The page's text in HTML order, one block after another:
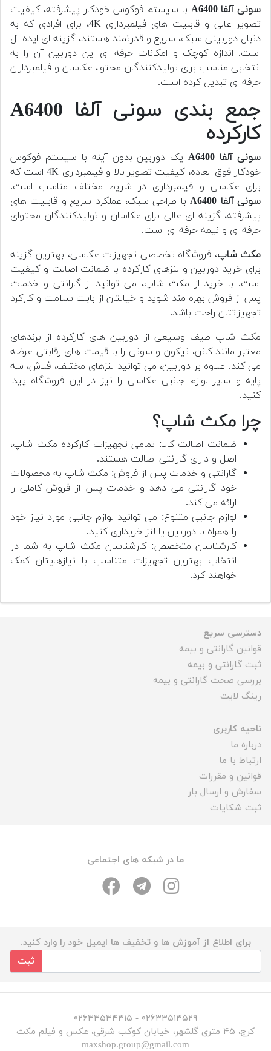
سونی آلفا A6400
با سیستم فوکوس خودکار پیشرفته، کیفیت
تصویر عالی و قابلیت های فیلمبرداری 4K، برای افرادی که به
دنبال دوربینی سبک، سریع و قدرتمند هستند، گزینه ای ایده آل
است. اندازه کوچک و امکانات حرفه ای این دوربین آن را به
انتخابی مناسب برای تولیدکنندگان محتوا، عکاسان و فیلمبرداران
حرفه ای تبدیل کرده است.
جمع بندی سونی آلفا A6400
کارکرده
سونی آلفا A6400
یک دوربین بدون آینه با سیستم فوکوس
خودکار فوق العاده، کیفیت تصویر بالا و فیلمبرداری 4K است که
برای عکاسی و فیلمبرداری در شرایط مختلف مناسب است.
سونی آلفا A6400
با طراحی سبک، عملکرد سریع و قابلیت های
پیشرفته، گزینه ای عالی برای عکاسان و تولیدکنندگان محتوای
حرفه ای و نیمه حرفه ای است.
مکث شاپ، فروشگاه تخصصی تجهیزات عکاسی، بهترین گزینه
برای خرید دوربین و لنزهای کارکرده با ضمانت اصالت و کیفیت
است. با خرید از مکث شاپ، می توانید از گارانتی و خدمات
پس از فروش بهره مند شوید و خیالتان از بابت سلامت و کارکرد
تجهیزاتتان راحت باشد.
مکث شاپ طیف وسیعی از دوربین های کارکرده از برندهای
معتبر مانند کانن، نیکون و سونی را با قیمت های رقابتی عرضه
می کند. علاوه بر دوربین، می توانید لنزهای مختلف، فلاش، سه
پایه و سایر لوازم جانبی عکاسی را نیز در این فروشگاه پیدا
کنید.
چرا مکث شاپ؟
ضمانت اصالت کالا: تمامی تجهیزات کارکرده مکث شاپ،
اصل و دارای گارانتی اصالت هستند.
گارانتی و خدمات پس از فروش: مکث شاپ به محصولات
خود گارانتی می دهد و خدمات پس از فروش کاملی را
ارائه می کند.
لوازم جانبی متنوع: می توانید لوازم جانبی مورد نیاز خود
را همراه با دوربین یا لنز خریداری کنید.
کارشناسان متخصص: کارشناسان مکث شاپ به شما در
انتخاب بهترین تجهیزات متناسب با نیازهایتان کمک
خواهند کرد.
دسترسی سریع
قوانین گارانتی و بیمه
ثبت گارانتی و بیمه
بررسی صحت گارانتی و بیمه
رینگ لایت
ناحیه کاربری
درباره ما
ارتباط با ما
قوانین و مقررات
سفارش و ارسال بار
ثبت شکایات
ما در شبکه های اجتماعی
برای اطلاع از آموزش ها و تخفیف ها ایمیل خود را وارد کنید.
ثبت
۰۲۶۳۳۵۱۳۵۲۹ - ۰۲۶۳۳۵۳۴۳۱۵
کرج، ۴۵ متری گلشهر، خیابان کوکب شرقی، عکس و فیلم مکث
maxshop.group@gmail.com